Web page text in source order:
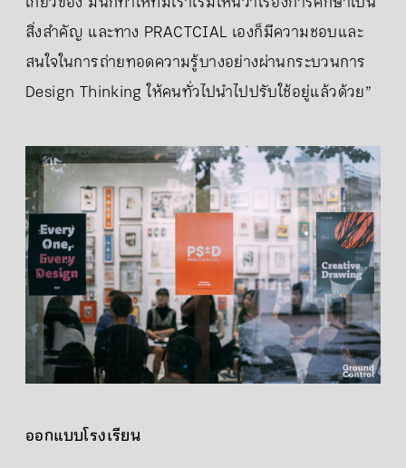
สิ่งสำคัญ และทาง PRACTCIAL เองก็มีความชอบและ
สนใจในการถ่ายทอดความรู้บางอย่างผ่านกระบวนการ
Design Thinking ให้คนทั่วไปนำไปปรับใช้อยู่แล้วด้วย”
ออกแบบโรงเรียน